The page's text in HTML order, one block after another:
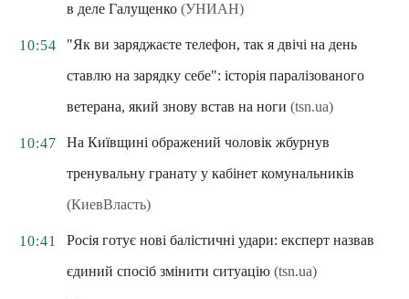
в деле Галущенко (УНИАН)
10:54
"Як ви заряджаєте телефон, так я двічі на день
ставлю на зарядку себе": історія паралізованого
ветерана, який знову встав на ноги (tsn.ua)
10:47
На Київщині ображений чоловік жбурнув
тренувальну гранату у кабінет комунальників
(КиевВласть)
10:41
Росія готує нові балістичні удари: експерт назвав
єдиний спосіб змінити ситуацію (tsn.ua)